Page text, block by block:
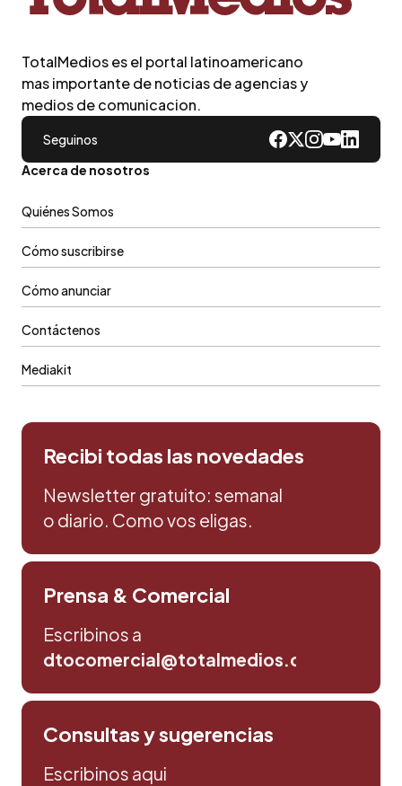
TotalMedios es el portal latinoamericano
mas importante de noticias de agencias y
medios de comunicacion.
Seguinos
Acerca de nosotros
Quiénes Somos
Cómo suscribirse
Cómo anunciar
Contáctenos
Mediakit
Recibi todas las novedades
Newsletter gratuito: semanal
o diario. Como vos eligas.
Prensa & Comercial
Escribinos a
dtocomercial@totalmedios.com
Consultas y sugerencias
Escribinos aqui